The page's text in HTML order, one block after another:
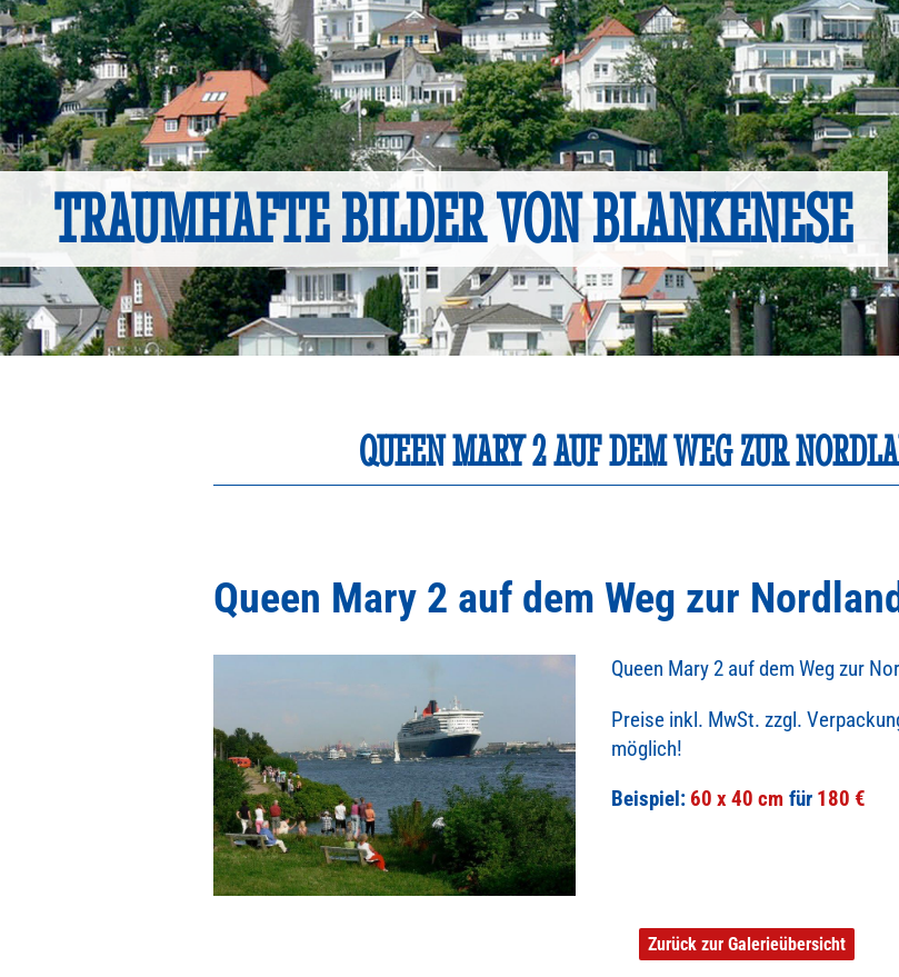
TRAUMHAFTE BILDER VON BLANKENESE
QUEEN MARY 2 AUF DEM WEG ZUR
Queen Mary 2 auf dem Weg zur
Queen Mary 2 auf dem Weg zur
Preise inkl. MwSt. zzgl.
möglich!
Beispiel: 60 x 40 cm 180 €
Zurück zur Galerieübersicht